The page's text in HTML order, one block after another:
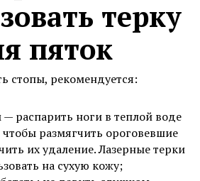
терку
пяток
стопы, рекомендуется:
распарить ноги в теплой воде
размягчить ороговевшие
их удаление. Лазерные терки
на сухую кожу;